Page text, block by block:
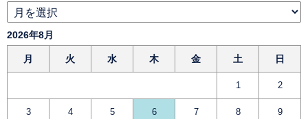
2026年8月
月 火 水 木 金 土 日
1 2
3 4 5 6 7 8 9